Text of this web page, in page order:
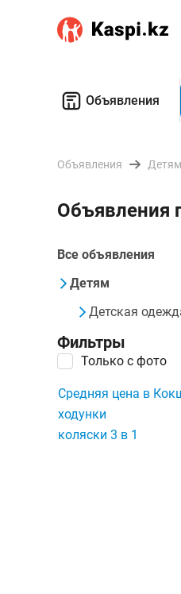
Объявления
Объявления Детям
Объявления
Все объявления
Детям
Детская
Фильтры
Только с фото
Средняя цена в
ходунки
коляски 3 в 1